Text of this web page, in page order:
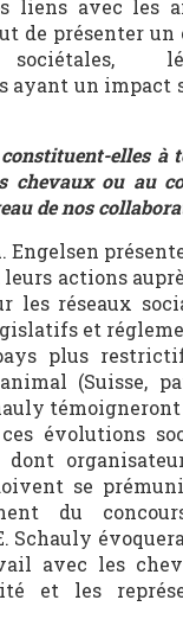
liens avec les
de présenter
sociétales,
ayant un impact
elles à
chevaux ou au
de nos
Engelsen
actions
les réseaux
et
plus
(Suisse,
évolutions
dont
se
du
Schauly
avec les
et les